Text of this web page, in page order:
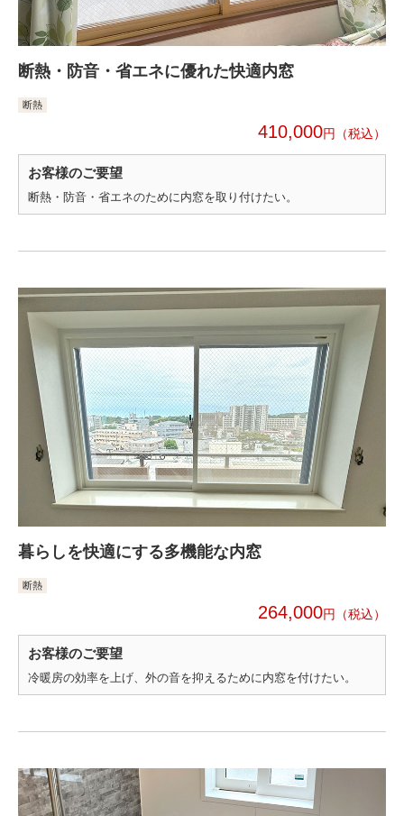
断熱・防音・省エネに優れた快適内窓
断熱
410,000円
お客様のご要望
断熱・防音・省エネのために内窓を取り付けたい。
暮らしを快適にする多機能な内窓
断熱
264,000円
お客様のご要望
冷暖房の効率を上げ、外の音を抑えるために内窓を付けたい。